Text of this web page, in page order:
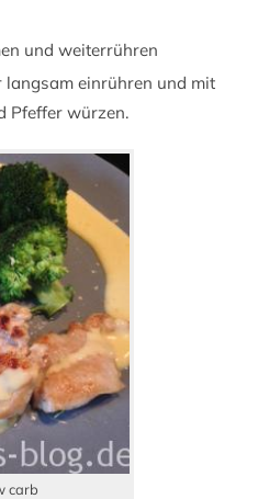
und weiterrühren
langsam einrühren und mit
Pfeffer würzen.
carb